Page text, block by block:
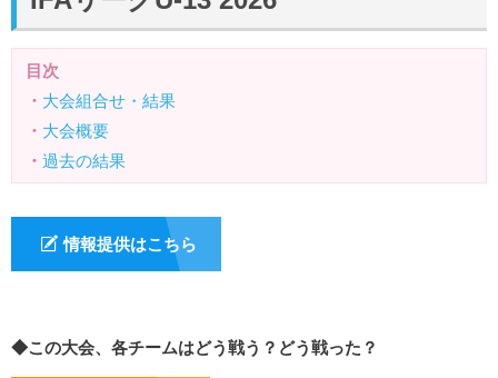
目次
・ 大会組合せ・結果
・ 大会概要
・ 過去の結果
情報提供はこちら
◆この大会、各チームはどう戦う？どう戦った？